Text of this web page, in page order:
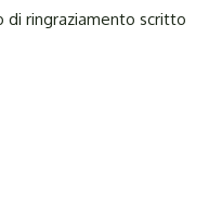
di ringraziamento scritto